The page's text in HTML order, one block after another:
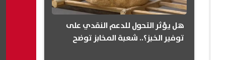
هل يؤثر التحول للدعم النقدي على
توفير الخبز؟.. شعبة المخابز توضح